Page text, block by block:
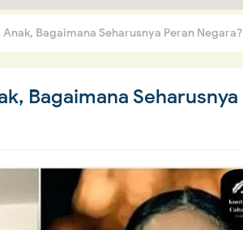
Bagaimana Seharusnya Peran Negara?
Bagaimana Seharusnya